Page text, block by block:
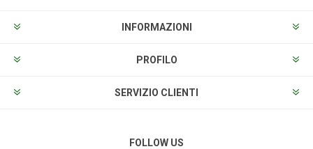
INFORMAZIONI
PROFILO
SERVIZIO CLIENTI
FOLLOW US